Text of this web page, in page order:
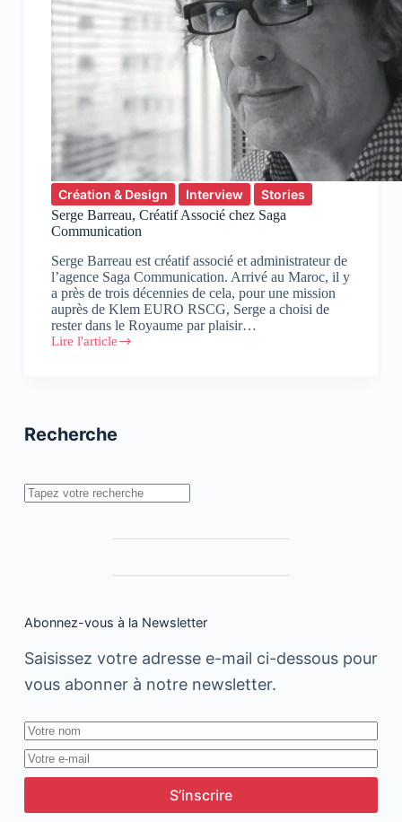
Création & Design Interview
Stories
Serge Barreau, Créatif Associé chez Saga
Communication
Serge Barreau est créatif associé et administrateur de
l’agence Saga Communication. Arrivé au Maroc, il y
a près de trois décennies de cela, pour une mission
auprès de Klem EURO RSCG, Serge a choisi de
rester dans le Royaume par plaisir…
Lire l'article
Serge
Communication
Recherche
Rechercher
Abonnez-vous à la Newsletter
Saisissez votre adresse e-mail ci-dessous pour
vous abonner à notre newsletter.
S’inscrire